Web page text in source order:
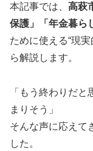
本記事では、 高萩
保護」「年金暮ら
ために使える“現
ら解説します。
「もう終わりだ
まりそう」
そんな声に応えて
した。